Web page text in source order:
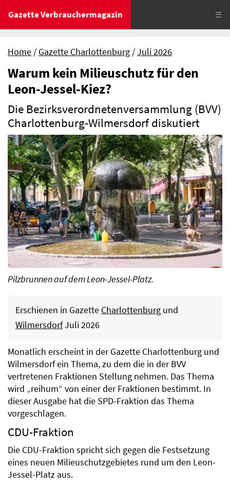
Gazette Verbrauchermagazin ☰
Home Gazette Charlottenburg Juli 2026
Warum kein Milieuschutz für den
Leon-Jessel-Kiez?
Die Bezirksverordnetenversammlung (BVV)
Charlottenburg-Wilmersdorf diskutiert
Pilzbrunnen auf dem Leon-Jessel-Platz.
Erschienen in Gazette Charlottenburg und
WilmersdorfJuli 2026
Monatlich erscheint in der Gazette Charlottenburg und
Wilmersdorf ein Thema, zu dem die in der BVV
vertretenen Fraktionen Stellung nehmen. Das Thema
wird „reihum“ von einer der Fraktionen bestimmt. In
dieser Ausgabe hat die SPD-Fraktion das Thema
vorgeschlagen.
CDU-Fraktion
Die CDU-Fraktion spricht sich gegen die Festsetzung
eines neuen Milieuschutzgebietes rund um den Leon-
Jessel-Platz aus.